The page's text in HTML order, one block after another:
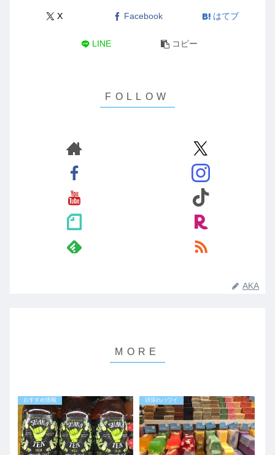
X Facebook はてブ
LINE コピー
AKA
おすすめ情報 頑張れハワイ